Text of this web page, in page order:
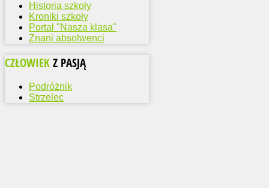
Historia szkoły
Kroniki szkoły
Portal "Nasza klasa"
Znani absolwenci
CZŁOWIEK Z PASJĄ
Podróżnik
Strzelec